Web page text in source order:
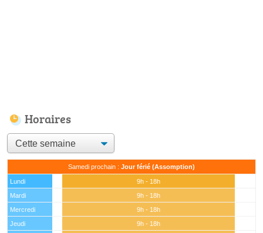
Horaires
Samedi prochain : Jour férié (Assomption)
Lundi
9h - 18h
Mardi
9h - 18h
Mercredi
9h - 18h
Jeudi
9h - 18h